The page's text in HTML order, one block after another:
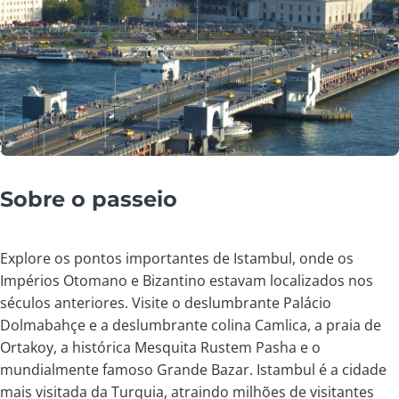
Sobre o passeio
Explore os pontos importantes de Istambul, onde os
Impérios Otomano e Bizantino estavam localizados nos
séculos anteriores. Visite o deslumbrante Palácio
Dolmabahçe e a deslumbrante colina Camlica, a praia de
Ortakoy, a histórica Mesquita Rustem Pasha e o
mundialmente famoso Grande Bazar. Istambul é a cidade
mais visitada da Turquia, atraindo milhões de visitantes